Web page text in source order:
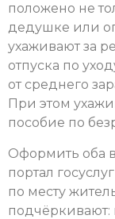
положено не
дедушке или
ухаживают за
отпуска по
от среднего
При этом
пособие по
Оформить оба
портал
по месту
подчёркивают: